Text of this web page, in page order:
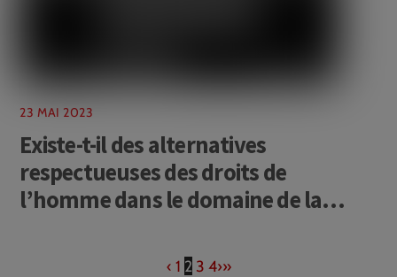
23 MAI 2023
Existe-t-il des alternatives
respectueuses des droits de
l’homme dans le domaine de la
‹ 1 2 3 4›»